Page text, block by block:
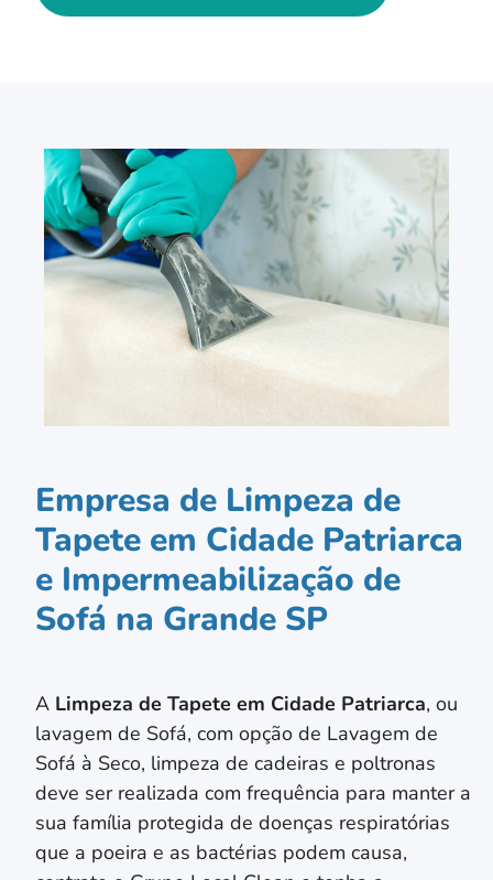
Empresa de Limpeza de
Tapete em Cidade Patriarca
e Impermeabilização de
Sofá na Grande SP
A Limpeza de Tapete em Cidade Patriarca, ou
lavagem de Sofá, com opção de Lavagem de
Sofá à Seco, limpeza de cadeiras e poltronas
deve ser realizada com frequência para manter a
sua família protegida de doenças respiratórias
que a poeira e as bactérias podem causa,